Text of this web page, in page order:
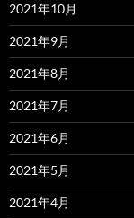
2021年10月
2021年9月
2021年8月
2021年7月
2021年6月
2021年5月
2021年4月